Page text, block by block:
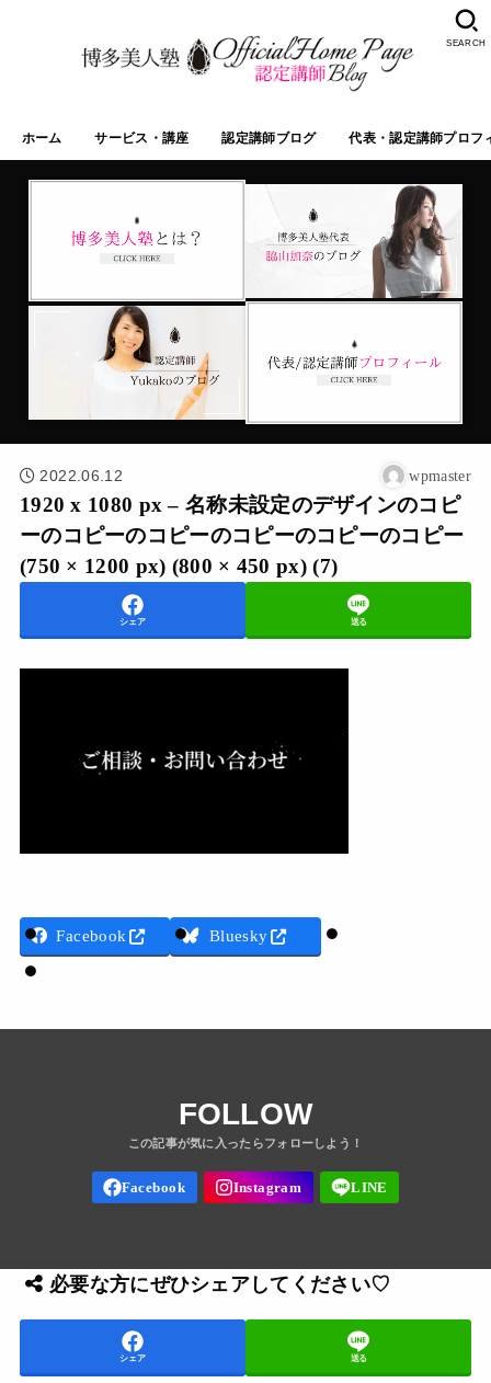
ホーム サービス・講座 認定講師ブログ 代表・認定講師プロフ
SEARCH
2022.06.12 wpmaster
1920 x 1080 px – 名称未設定のデザインのコピ
ーのコピーのコピーのコピーのコピーのコピー
(750 × 1200 px) (800 × 450 px) (7)
シェア 送る
Facebook Bluesky
FOLLOW
必要な方にぜひシェアしてください♡
シェア 送る